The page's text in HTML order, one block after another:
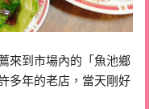
來到市場內的「魚池鄉
多年的老店，當天剛好